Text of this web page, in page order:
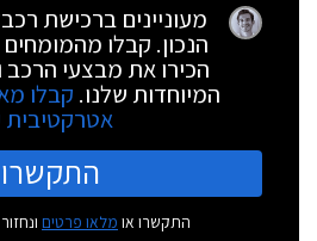
מעוניינים ברכישת
הנכון. קבלו מהמומחים
הכירו את מבצעי הרכב
המיוחדות שלנו. קבלו
אטרקטיבית
התקשרו
התקשרו או מלאו פרטים